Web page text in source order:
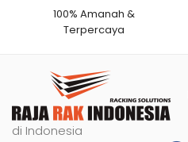
100% Amanah &
Terpercaya
di Indonesia